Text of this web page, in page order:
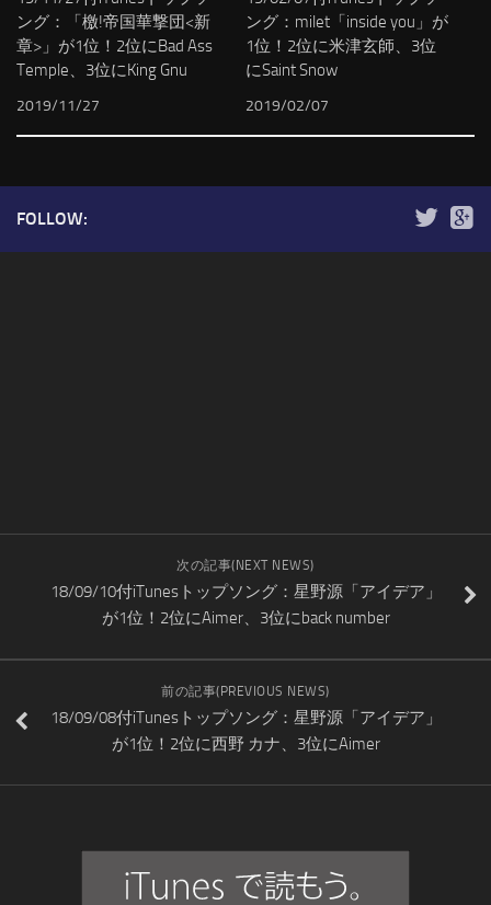
ング：「檄!帝国華撃団<新
章>」が1位！2位にBad Ass
Temple、3位にKing Gnu
2019/11/27
ング：milet「inside you」が
1位！2位に米津玄師、3位
にSaint Snow
2019/02/07
FOLLOW:
次の記事(NEXT NEWS)
18/09/10付iTunesトップソング：星野源「アイデア」
が1位！2位にAimer、3位にback number
前の記事(PREVIOUS NEWS)
18/09/08付iTunesトップソング：星野源「アイデア」
が1位！2位に西野 カナ、3位にAimer